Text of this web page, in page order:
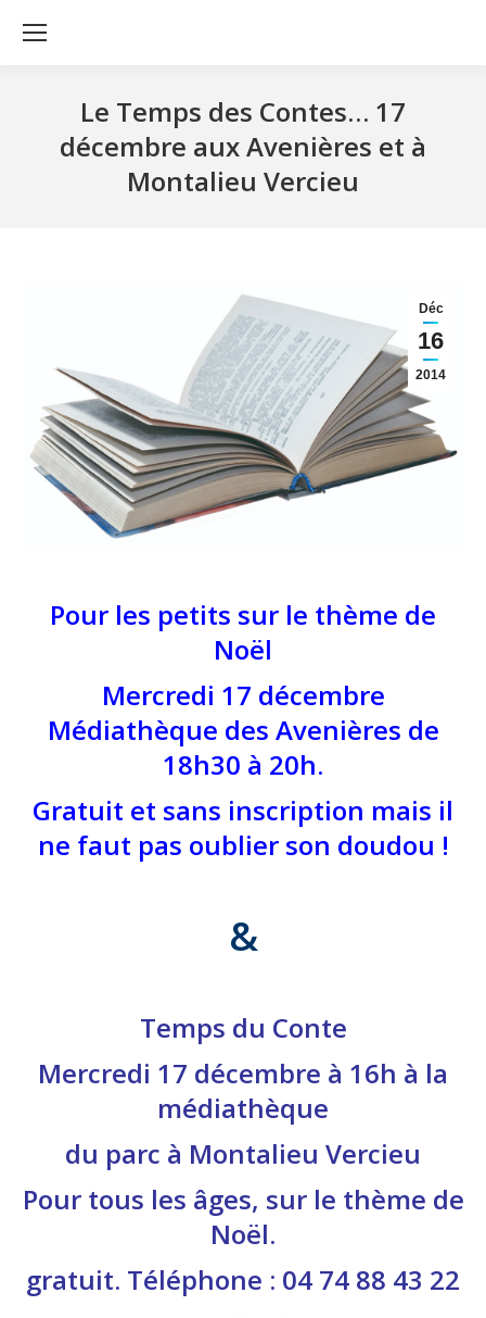
Le Temps des Contes… 17
décembre aux Avenières et à
Montalieu Vercieu
Déc
16
2014
Pour les petits sur le thème de
Noël
Mercredi 17 décembre
Médiathèque des Avenières de
18h30 à 20h.
Gratuit et sans inscription mais il
ne faut pas oublier son doudou !
&
Temps du Conte
Mercredi 17 décembre à 16h à la
médiathèque
du parc à Montalieu Vercieu
Pour tous les âges, sur le thème de
Noël.
gratuit. Téléphone : 04 74 88 43 22